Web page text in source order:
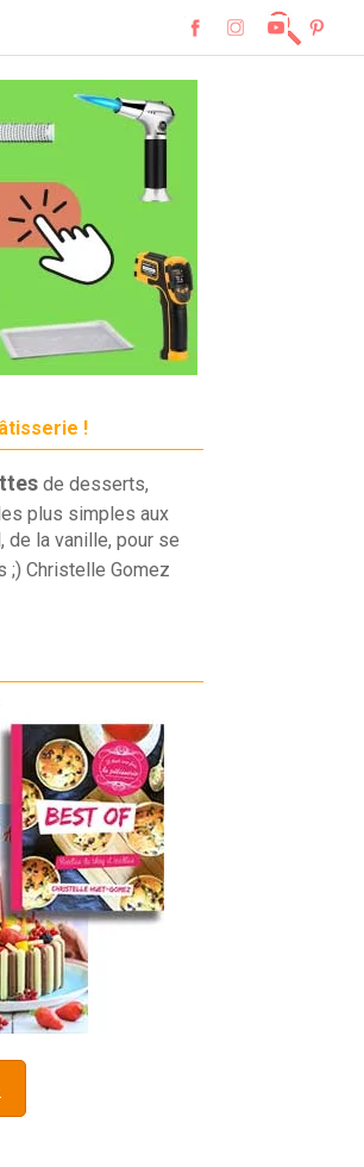
!
de desserts,
plus simples aux
de la vanille, pour se
;) Christelle Gomez